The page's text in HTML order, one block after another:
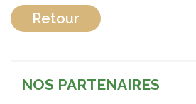
Retour
NOS PARTENAIRES